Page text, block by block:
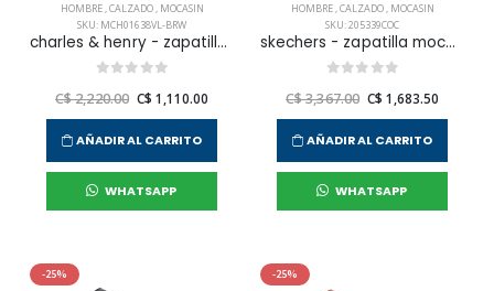
HOMBRE,CALZADO, MOCASIN
SKU: MCH01638VL-BRW
charles & henry - zapatilla oxford regal times para hombre
C$ 2,220.00 C$ 1,110.00
AÑADIR AL CARRITO
WHATSAPP
HOMBRE,CALZADO, MOCASIN
SKU: 205339COC
skechers - zapatilla mocasin decklan para hombre
C$ 3,367.00 C$ 1,683.50
AÑADIR AL CARRITO
WHATSAPP
-25% -25%